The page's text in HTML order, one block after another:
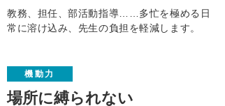
教務、担任、部活動指導……多忙を極める日
常に溶け込み、先生の負担を軽減します。
機動力
場所に縛られない